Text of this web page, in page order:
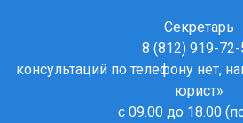
Секретарь
8 (812) 919-72-
консультаций по телефону нет,
юрист»
с 09.00 до 18.00